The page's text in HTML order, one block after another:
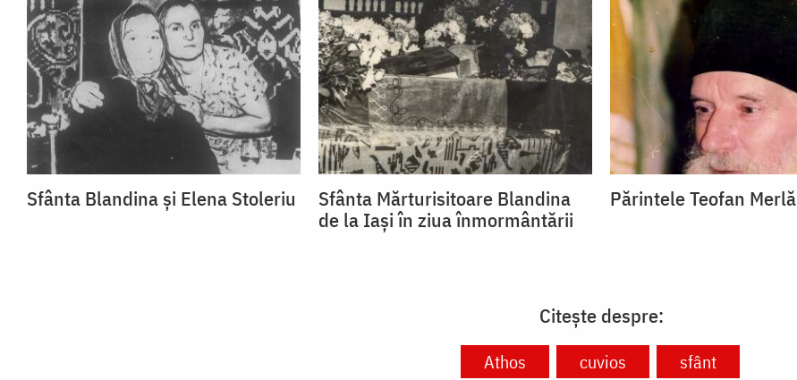
Sfânta Blandina și Elena Stoleriu
Sfânta Mărturisitoare Blandina
de la Iași în ziua înmormântării
Părintele Teofan Merlă
Citește despre:
Athos cuvios sfânt